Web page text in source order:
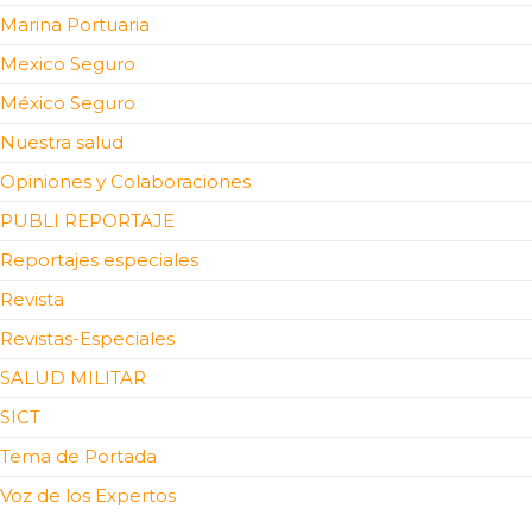
Marina Portuaria
Mexico Seguro
México Seguro
Nuestra salud
Opiniones y Colaboraciones
PUBLI REPORTAJE
Reportajes especiales
Revista
Revistas-Especiales
SALUD MILITAR
SICT
Tema de Portada
Voz de los Expertos